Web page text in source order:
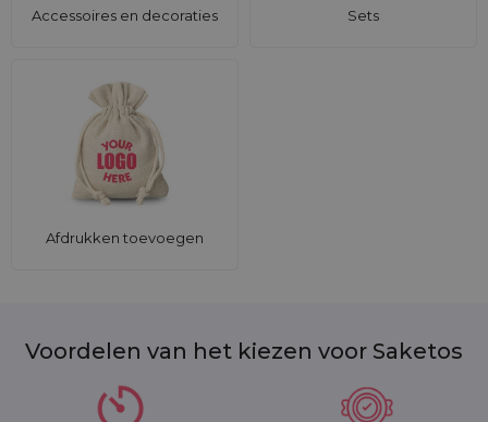
Accessoires en decoraties Sets
Afdrukken toevoegen
Voordelen van het kiezen voor Saketos